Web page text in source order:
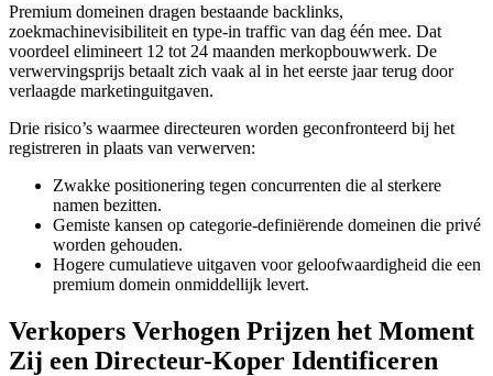
Premium domeinen dragen bestaande backlinks,
zoekmachinevisibiliteit en type-in traffic van dag één mee. Dat
voordeel elimineert 12 tot 24 maanden merkopbouwwerk. De
verwervingsprijs betaalt zich vaak al in het eerste jaar terug door
verlaagde marketinguitgaven.
Drie risico’s waarmee directeuren worden geconfronteerd bij het
registreren in plaats van verwerven:
Zwakke positionering tegen concurrenten die al sterkere
namen bezitten.
Gemiste kansen op categorie-definiërende domeinen die privé
worden gehouden.
Hogere cumulatieve uitgaven voor geloofwaardigheid die een
premium domein onmiddellijk levert.
Verkopers Verhogen Prijzen het Moment
Zij een Directeur-Koper Identificeren